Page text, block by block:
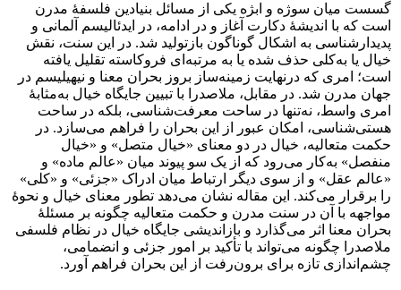
گسست میان سوژه و ابژه یکی از مسائل بنیادین فلسفۀ مدرن
است که با اندیشۀ دکارت آغاز و در ادامه، در ایدئالیسم آلمانی و
پدیدارشناسی به اشکال گوناگون بازتولید شد. در این سنت، نقش
خیال یا به‌کلی حذف شده یا به مرتبه‌ای فروکاسته تقلیل یافته
است؛ امری که درنهایت زمینه‌ساز بروز بحران معنا و نیهیلیسم در
جهان مدرن شد. در مقابل، ملاصدرا با تبیین جایگاه خیال به‌مثابۀ
امری واسط، نه‌تنها در ساحت معرفت‌شناسی، بلکه در ساحت
هستی‌شناسی، امکان عبور از این بحران را فراهم می‌سازد. در
حکمت متعالیه، خیال در دو معنای «خیال متصل» و «خیال
منفصل» به‌کار می‌رود که از یک سو پیوند میان «عالم ماده» و
«عالم عقل» و از سوی دیگر ارتباط میان ادراک «جزئی» و «کلی»
را برقرار می‌کند. این مقاله نشان می‌دهد تطور معنای خیال و نحوۀ
مواجهه با آن در سنت مدرن و حکمت متعالیه چگونه بر مسئلۀ
بحران معنا اثر می‌گذارد و بازاندیشی جایگاه خیال در نظام فلسفی
ملاصدرا چگونه می‌تواند با تأکید بر امور جزئی و انضمامی،
چشم‌اندازی تازه برای برون‌رفت از این بحران فراهم آورد.